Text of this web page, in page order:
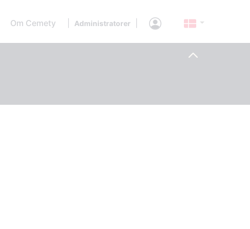
Om Cemety Administratorer